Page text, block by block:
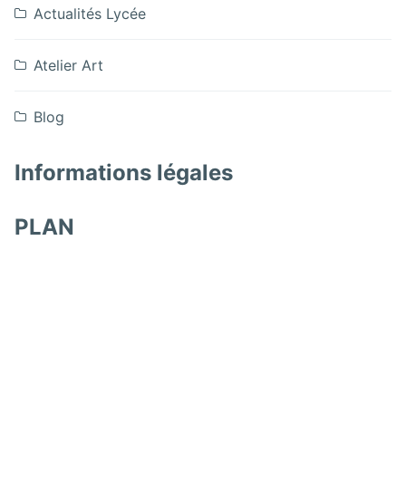
Actualités Lycée
Atelier Art
Blog
Informations légales
PLAN